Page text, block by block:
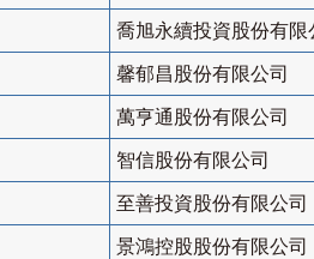
喬旭永續投資股份有限
馨郁昌股份有限公司
萬亨通股份有限公司
智信股份有限公司
至善投資股份有限公司
景鴻控股股份有限公司